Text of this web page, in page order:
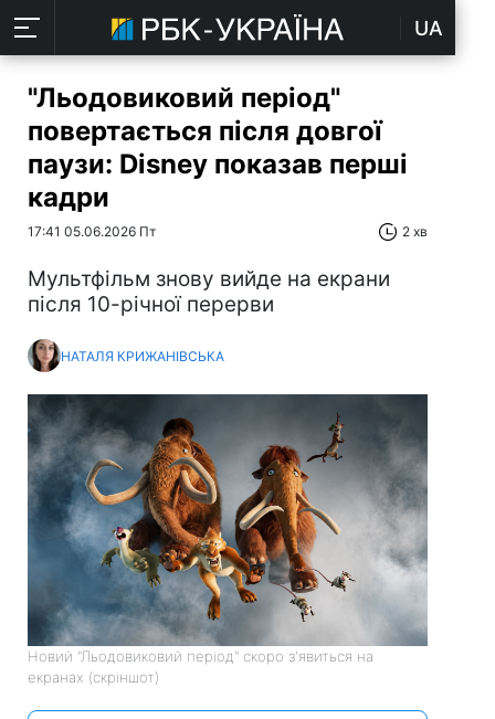
UA
"Льодовиковий період"
повертається після довгої
паузи: Disney показав перші
кадри
17:41 05.06.2026 Пт 2 хв
Мультфільм знову вийде на екрани
після 10-річної перерви
НАТАЛЯ КРИЖАНІВСЬКА
Новий "Льодовиковий період" скоро з'явиться на
екранах (скріншот)